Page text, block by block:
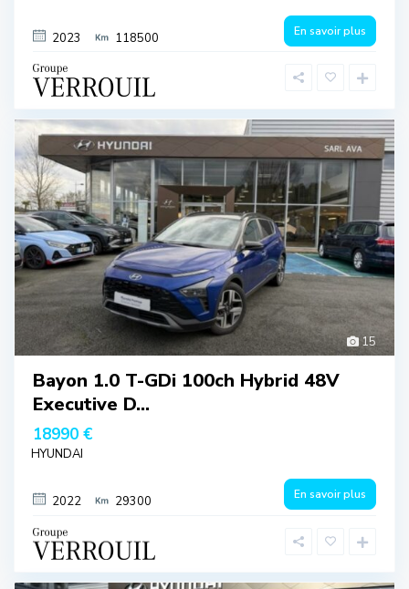
2023 118500 En savoir plus
15
Bayon 1.0 T-GDi 100ch Hybrid 48V
Executive D...
18990 €
HYUNDAI
2022 29300 En savoir plus